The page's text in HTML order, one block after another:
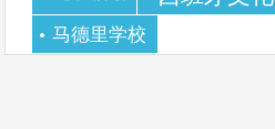
马德里学校